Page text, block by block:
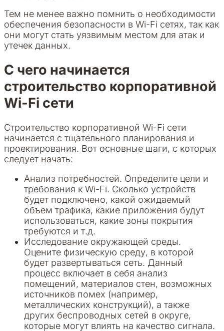
Тем не менее важно помнить о необходимости
обеспечения безопасности в Wi-Fi сетях, так как
они могут стать уязвимым местом для атак и
утечек данных.
С чего начинается
строительство корпоративной
Wi-Fi сети
Строительство корпоративной Wi-Fi сети
начинается с тщательного планирования и
проектирования. Вот основные шаги, с которых
следует начать:
Анализ потребностей. Определите цели и
требования к Wi-Fi. Сколько устройств
будет подключено, какой ожидаемый
объем трафика, какие приложения будут
использоваться, какие зоны покрытия
требуются и т.д.
Исследование окружающей среды.
Оцените физическую среду, в которой
будет развертываться сеть. Данный
процесс включает в себя анализ
помещений, материалов стен, возможных
источников помех (например,
металлических конструкций), а также
других беспроводных сетей в округе,
которые могут влиять на качество сигнала.